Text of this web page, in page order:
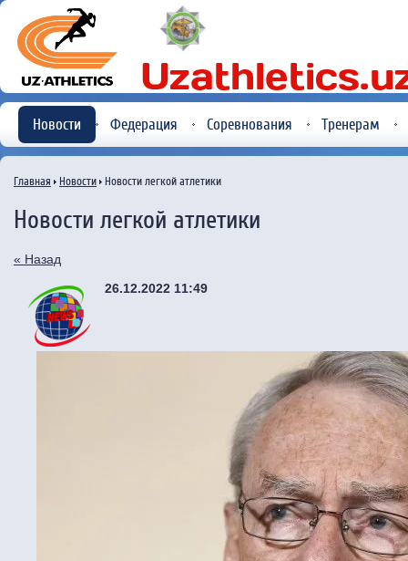
Новости Федерация Соревнования Тренерам
Главная Новости Новости легкой атлетики
Новости легкой атлетики
« Назад
26.12.2022 11:49